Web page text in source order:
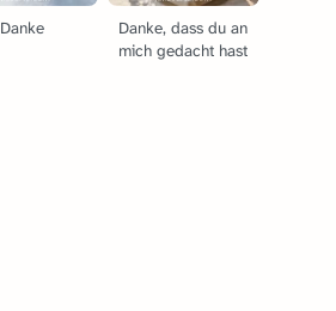
Danke
Danke, dass du an
mich gedacht hast